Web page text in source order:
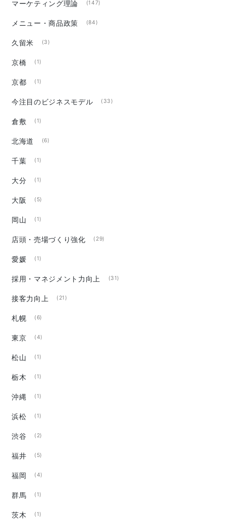
マーケティング理論 (147)
メニュー・商品政策 (84)
久留米 (3)
京橋 (1)
京都 (1)
今注目のビジネスモデル (33)
倉敷 (1)
北海道 (6)
千葉 (1)
大分 (1)
大阪 (5)
岡山 (1)
店頭・売場づくり強化 (29)
愛媛 (1)
採用・マネジメント力向上 (31)
接客力向上 (21)
札幌 (6)
東京 (4)
松山 (1)
栃木 (1)
沖縄 (1)
浜松 (1)
渋谷 (2)
福井 (5)
福岡 (4)
群馬 (1)
茨木 (1)